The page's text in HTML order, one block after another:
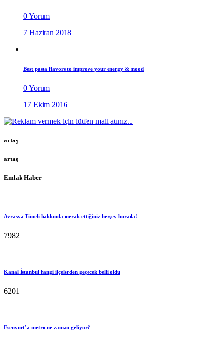
0 Yorum
7 Haziran 2018
Best pasta flavors to improve your energy & mood
0 Yorum
17 Ekim 2016
artaş
artaş
Emlak Haber
Avrasya Tüneli hakkında merak ettiğiniz herşey burada!
7982
Kanal İstanbul hangi ilçelerden geçecek belli oldu
6201
Esenyurt’a metro ne zaman geliyor?